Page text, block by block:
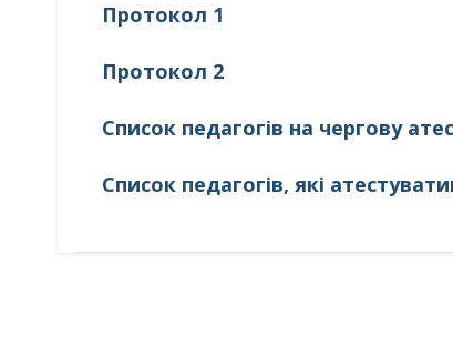
Протокол 1
Протокол 2
Список педагогів на чергову
Список педагогів, які